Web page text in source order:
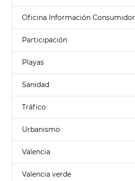
Oficina Información Consumidor
Participación
Playas
Sanidad
Tráfico
Urbanismo
Valencia
Valencia verde